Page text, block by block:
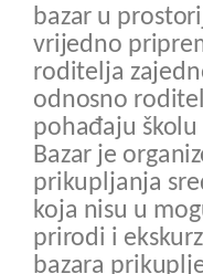
bazar u
vrijedno
roditelja
odnosno
pohađaju
Bazar je
prikupljanja
koja nisu u
prirodi i
bazara